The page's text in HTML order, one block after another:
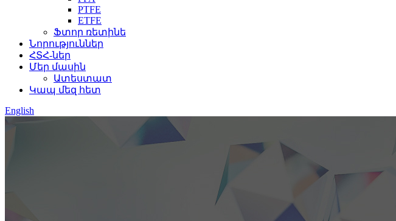
PTFE
ETFE
Ֆտոր ռետինե
Նորություններ
ՀՏՀ-ներ
Մեր մասին
Ատեստատ
Կապ մեզ հետ
English